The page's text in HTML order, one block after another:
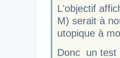
L'objectif
M) serait à
utopique à
Donc un test